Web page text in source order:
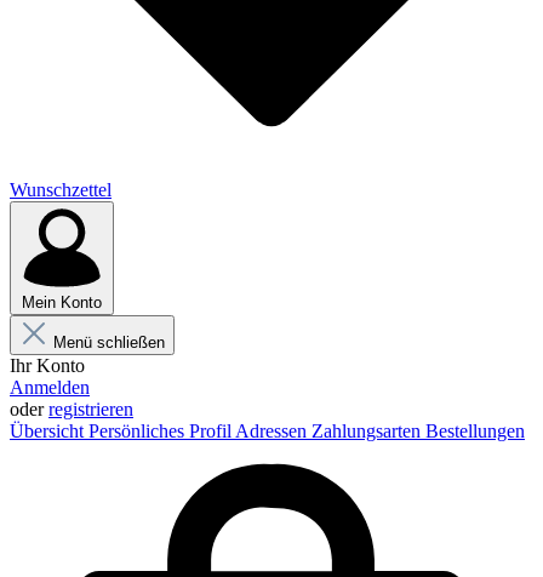
Wunschzettel
Mein Konto
Menü schließen
Ihr Konto
Anmelden
oderregistrieren
Übersicht Persönliches Profil Adressen Zahlungsarten Bestellungen